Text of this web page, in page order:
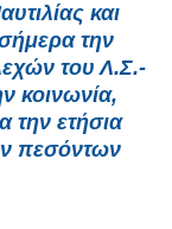
και
την
του Λ.Σ.-
κοινωνία,
την ετήσια
πεσόντων